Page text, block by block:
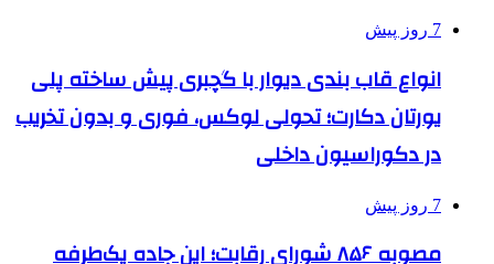
7 روز پیش
انواع قاب بندی دیوار با گچبری پیش ساخته پلی
یورتان دکارت؛ تحولی لوکس، فوری و بدون تخریب
در دکوراسیون داخلی
7 روز پیش
مصوبه ۸۵۶ شورای رقابت؛ این جاده یک‌طرفه